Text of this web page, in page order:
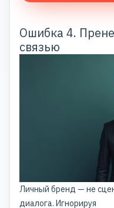
Ошибка 4.
связью
Личный бренд — не
диалога. Игнорируя